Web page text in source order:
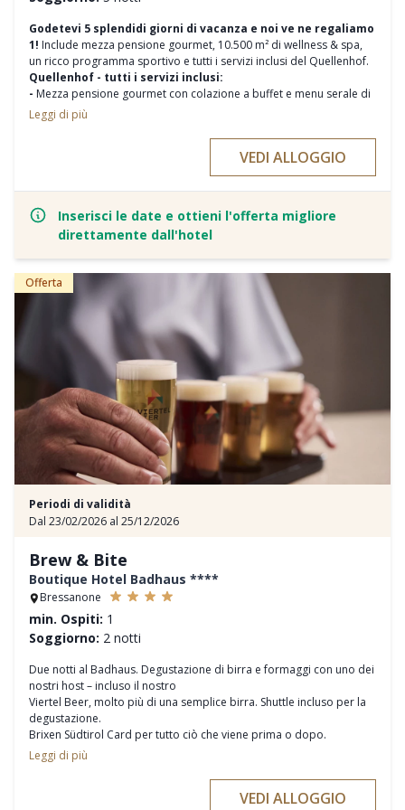
Godetevi 5 splendidi giorni di vacanza e noi ve ne regaliamo
1! Include mezza pensione gourmet, 10.500 m² di wellness & spa,
un ricco programma sportivo e tutti i servizi inclusi del Quellenhof.
Quellenhof - tutti i servizi inclusi:
- Mezza pensione gourmet con colazione a buffet e menu serale di
sei portate.
- Utilizzo dell'area benessere di 10.500 m² con zone separate per
- Almeno cinque infusioni al giorno nelle varie saune
- Utilizzo della sala fitness e ginnastica, diversi allenamenti guidati al
giorno.
- Punti di forza per le famiglie: Club per bambini con pranzo
gratuito, moderne sale giochi e altre specialità per bambini
- Programma settimanale vario
- Posto auto nel parcheggio sotterraneo
- E tutti gli altri servizi Quellenhof-inclusive
Leggi di più
VEDI ALLOGGIO
Inserisci le date e ottieni l'offerta migliore
direttamente dall'hotel
Offerta
Periodi di validità
Dal 23/02/2026 al 25/12/2026
Brew & Bite
Boutique Hotel Badhaus ****
Bressanone
min. Ospiti: 1
Soggiorno: 2 notti
Due notti al Badhaus. Degustazione di birra e formaggi con uno dei
nostri host – incluso il nostro
Viertel Beer, molto più di una semplice birra. Shuttle incluso per la
degustazione.
Brixen Südtirol Card per tutto ciò che viene prima o dopo.
Buoni prodotti. Buone conversazioni. Un’esperienza che resta.
Leggi di più
VEDI ALLOGGIO